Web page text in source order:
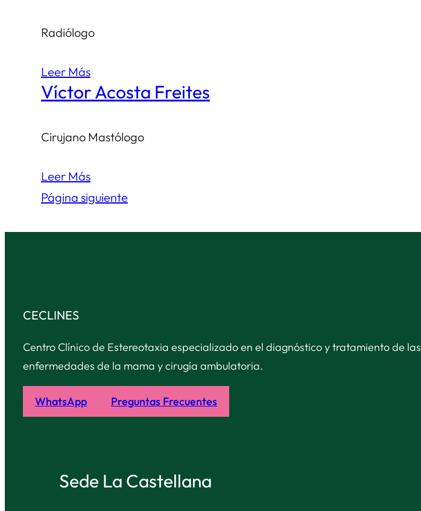
Radiólogo
Leer Más
Víctor Acosta Freites
Cirujano Mastólogo
Leer Más
Página siguiente
CECLINES
Centro Clínico de Estereotaxia especializado en el diagnóstico y tratamiento de las
enfermedades de la mama y cirugía ambulatoria.
WhatsApp Preguntas Frecuentes
Sede La Castellana